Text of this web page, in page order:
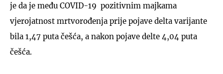
je da je među COVID-19 pozitivnim majkama
vjerojatnost mrtvorođenja prije pojave delta varijante
bila 1,47 puta češća, a nakon pojave delte 4,04 puta
češća.